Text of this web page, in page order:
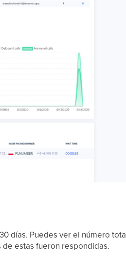
días. Puedes ver el número
estas fueron respondidas.